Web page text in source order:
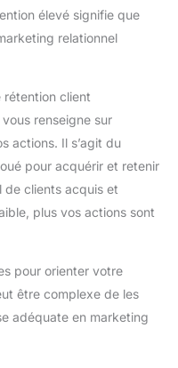
élevé signifie que
relationnel
rétention client
renseigne sur
actions. Il s’agit du
pour acquérir et retenir
de clients acquis et
plus vos actions sont
pour orienter votre
être complexe de les
adéquate en marketing